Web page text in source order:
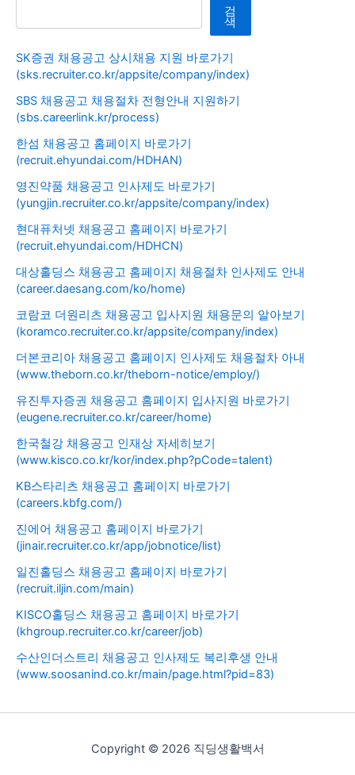
검
색
SK증권 채용공고 상시채용 지원 바로가기
(sks.recruiter.co.kr/appsite/company/index)
SBS 채용공고 채용절차 전형안내 지원하기
(sbs.careerlink.kr/process)
한섬 채용공고 홈페이지 바로가기
(recruit.ehyundai.com/HDHAN)
영진약품 채용공고 인사제도 바로가기
(yungjin.recruiter.co.kr/appsite/company/index)
현대퓨처넷 채용공고 홈페이지 바로가기
(recruit.ehyundai.com/HDHCN)
대상홀딩스 채용공고 홈페이지 채용절차 인사제도 안내
(career.daesang.com/ko/home)
코람코 더원리츠 채용공고 입사지원 채용문의 알아보기
(koramco.recruiter.co.kr/appsite/company/index)
더본코리아 채용공고 홈페이지 인사제도 채용절차 아내
(www.theborn.co.kr/theborn-notice/employ/)
유진투자증권 채용공고 홈페이지 입사지원 바로가기
(eugene.recruiter.co.kr/career/home)
한국철강 채용공고 인재상 자세히보기
(www.kisco.co.kr/kor/index.php?pCode=talent)
KB스타리츠 채용공고 홈페이지 바로가기
(careers.kbfg.com/)
진에어 채용공고 홈페이지 바로가기
(jinair.recruiter.co.kr/app/jobnotice/list)
일진홀딩스 채용공고 홈페이지 바로가기
(recruit.iljin.com/main)
KISCO홀딩스 채용공고 홈페이지 바로가기
(khgroup.recruiter.co.kr/career/job)
수산인더스트리 채용공고 인사제도 복리후생 안내
(www.soosanind.co.kr/main/page.html?pid=83)
Copyright © 2026 직딩생활백서